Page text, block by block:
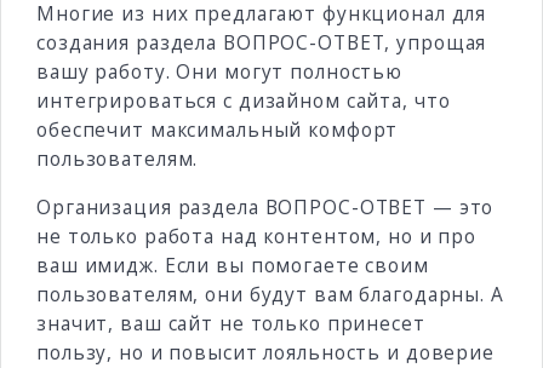
Многие из них предлагают функционал для
создания раздела ВОПРОС-ОТВЕТ, упрощая
вашу работу. Они могут полностью
интегрироваться с дизайном сайта, что
обеспечит максимальный комфорт
пользователям.
Организация раздела ВОПРОС-ОТВЕТ — это
не только работа над контентом, но и про
ваш имидж. Если вы помогаете своим
пользователям, они будут вам благодарны. А
значит, ваш сайт не только принесет
пользу, но и повысит лояльность и доверие